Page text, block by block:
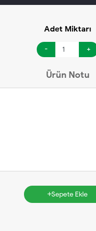
Adet Miktarı
- +
Ürün Notu
Sepete Ekle